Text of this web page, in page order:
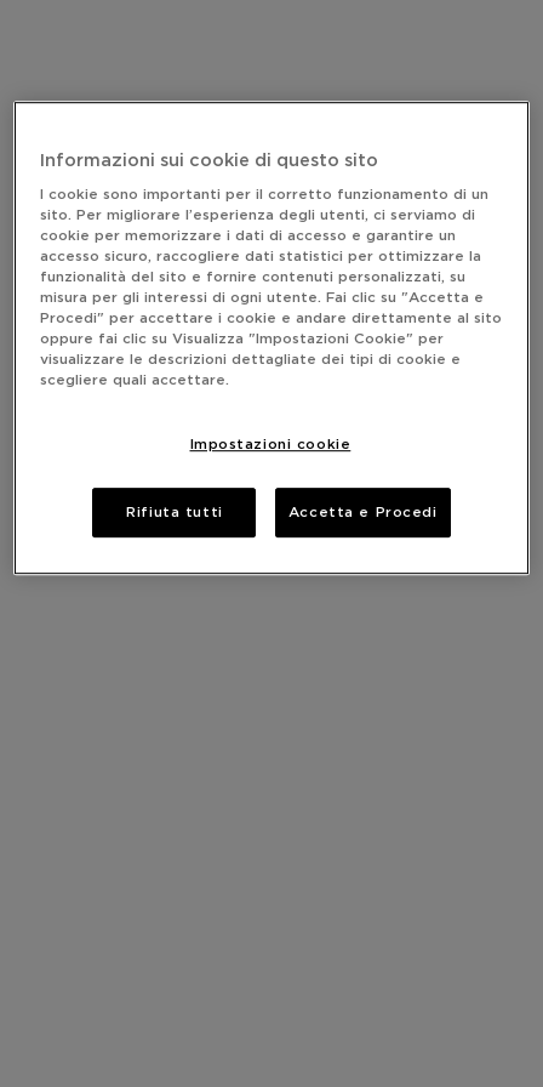
Informazioni sui cookie di questo sito
I cookie sono importanti per il corretto funzionamento di un
sito. Per migliorare l’esperienza degli utenti, ci serviamo di
cookie per memorizzare i dati di accesso e garantire un
accesso sicuro, raccogliere dati statistici per ottimizzare la
funzionalità del sito e fornire contenuti personalizzati, su
misura per gli interessi di ogni utente. Fai clic su "Accetta e
Procedi" per accettare i cookie e andare direttamente al sito
oppure fai clic su Visualizza "Impostazioni Cookie" per
visualizzare le descrizioni dettagliate dei tipi di cookie e
scegliere quali accettare.
Impostazioni cookie
Rifiuta tutti Accetta e Procedi